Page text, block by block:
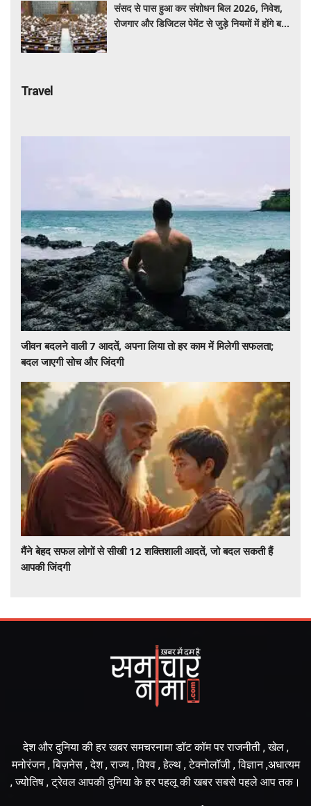
संसद से पास हुआ कर संशोधन बिल 2026, निवेश,
रोजगार और डिजिटल पेमेंट से जुड़े नियमों में होंगे बड़े
Travel
जीवन बदलने वाली 7 आदतें, अपना लिया तो हर काम में मिलेगी सफलता;
बदल जाएगी सोच और जिंदगी
मैंने बेहद सफल लोगों से सीखी 12 शक्तिशाली आदतें, जो बदल सकती हैं
आपकी जिंदगी
देश और दुनिया की हर खबर समचरनामा डॉट कॉम पर राजनीती , खेल ,
मनोरंजन , बिज़नेस , देश , राज्य , विश्व , हेल्थ , टेक्नोलॉजी , विज्ञान ,अधात्यम
, ज्योतिष , ट्रेवल आपकी दुनिया के हर पहलू की खबर सबसे पहले आप तक।